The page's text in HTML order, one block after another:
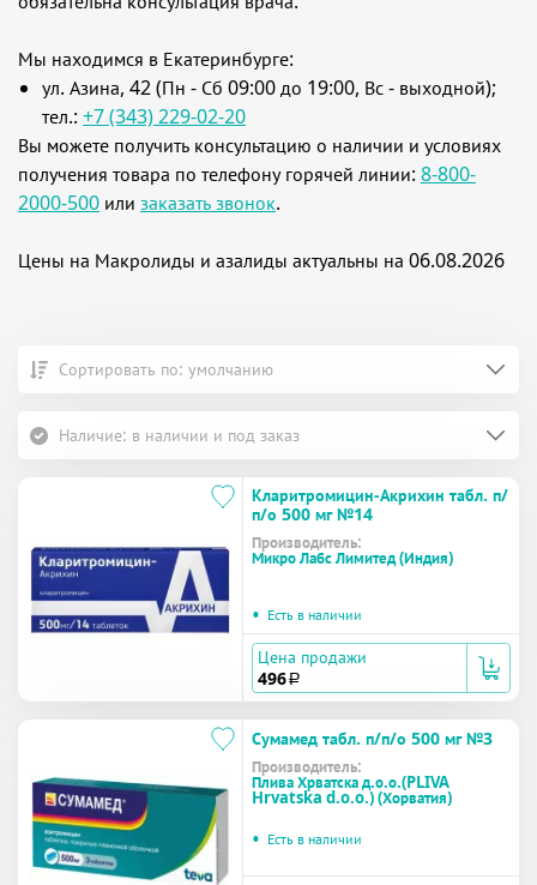
Мы находимся в Екатеринбурге:
ул. Азина, 42 (Пн - Сб 09:00 до 19:00, Вс - выходной);
тел.: +7 (343) 229-02-20
Вы можете получить консультацию о наличии и условиях
получения товара по телефону горячей линии: 8-800-
2000-500 или заказать звонок.
Цены на Макролиды и азалиды актуальны на 06.08.2026
Сортировать по: умолчанию
Наличие: в наличии и под заказ
Кларитромицин-Акрихин табл. п/
п/о 500 мг №14
Производитель:
Микро Лабс Лимитед (Индия)
• Есть в наличии
Цена продажи
496 a
Сумамед табл. п/п/о 500 мг №3
Производитель:
Плива Хрватска д.о.о.(PLIVA
Hrvatska d.o.o.) (Хорватия)
• Есть в наличии